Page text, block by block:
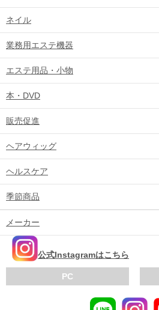
ネイル
業務用エステ機器
エステ用品・小物
本・DVD
販売促進
ヘアウィッグ
ヘルスケア
季節商品
メーカー
公式Instagramはこちら
PC